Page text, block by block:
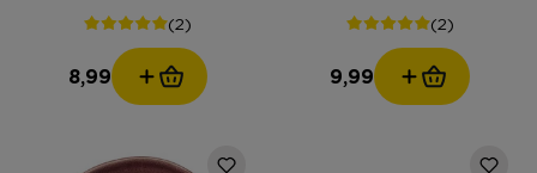
(2)
8,99
(2)
9,99